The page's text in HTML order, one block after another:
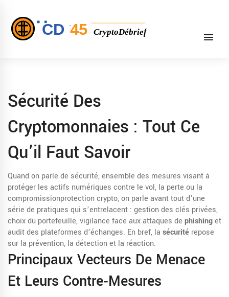
Sécurité Des
Cryptomonnaies : Tout Ce
Qu’il Faut Savoir
Quand on parle de sécurité,ensemble des mesures visant à
protéger les actifs numériques contre le vol, la perte ou la
compromissionprotection crypto, on parle avant tout d’une
série de pratiques qui s’entrelacent : gestion des clés privées,
choix du portefeuille, vigilance face aux attaques de phishinget
audit des plateformes d’échanges. En bref, la sécurité repose
sur la prévention, la détection et la réaction.
Principaux Vecteurs De Menace
Et Leurs Contre‑mesures